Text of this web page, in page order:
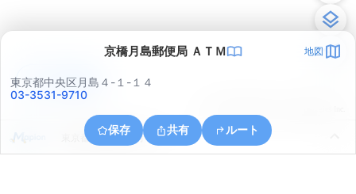
京橋月島郵便局 ＡＴＭ 地図
東京都中央区月島４-１-１４
03-3531-9710
保存 共有 ルート
東京都中央区佃２丁目
アプリで見る